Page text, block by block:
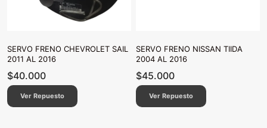
SERVO FRENO CHEVROLET SAIL
2011 AL 2016
$40.000
Ver Repuesto
SERVO FRENO NISSAN TIIDA
2004 AL 2016
$45.000
Ver Repuesto